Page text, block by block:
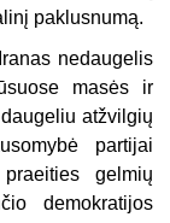
paklusnumą.
nedaugelis
masės ir
atžvilgių
partijai
gelmių
demokratijos